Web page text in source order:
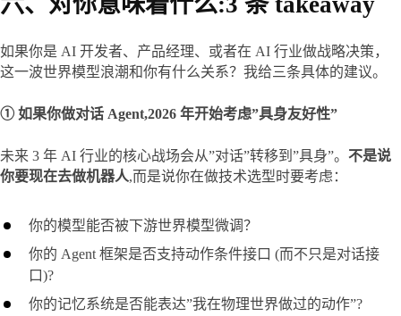
如果你是 AI 开发者、产品经理、或者在 AI 行业做战略决策，
这一波世界模型浪潮和你有什么关系？我给三条具体的建议。
① 如果你做对话 Agent,2026 年开始考虑”具身友好性”
未来 3 年 AI 行业的核心战场会从”对话”转移到”具身”。 不是说
你要现在去做机器人,而是说你在做技术选型时要考虑：
你的模型能否被下游世界模型微调？
你的 Agent 框架是否支持动作条件接口 (而不只是对话接
口)?
你的记忆系统是否能表达”我在物理世界做过的动作”?